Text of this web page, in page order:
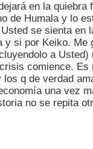
en la
de Humala y lo
se sienta
y si por Keiko. Me
a
comience.
q de verdad
una vez
no se repita